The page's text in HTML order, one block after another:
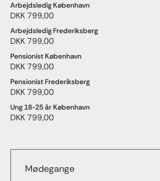
Arbejdsledig København
DKK 799,00
Arbejdsledig Frederiksberg
DKK 799,00
Pensionist København
DKK 799,00
Pensionist Frederiksberg
DKK 799,00
Ung 18-25 år København
DKK 799,00
Mødegange